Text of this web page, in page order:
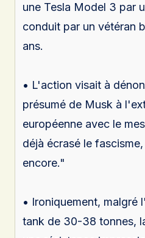
une Tesla Model 3 par
conduit par un vétéran
ans.
• L'action visait à
présumé de Musk à
européenne avec le
déjà écrasé le
encore."
• Ironiquement, malgré
tank de 30-38 tonnes,